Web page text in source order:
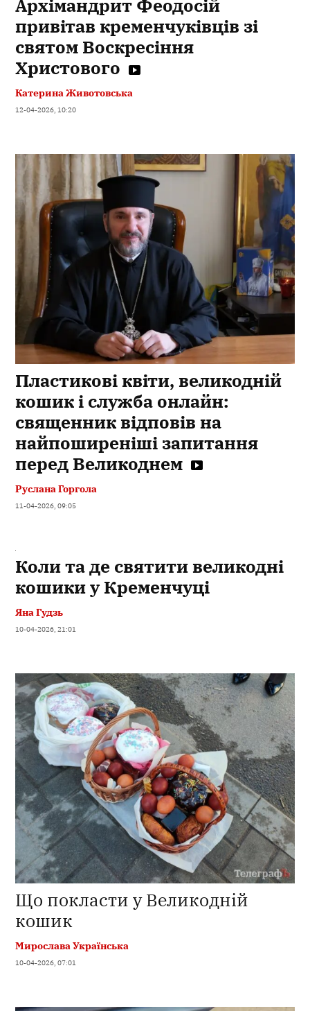
Архімандрит Феодосій
привітав кременчуківців зі
святом Воскресіння
Христового
Катерина Животовська
12-04-2026, 10:20
Пластикові квіти, великодній
кошик і служба онлайн:
священник відповів на
найпоширеніші запитання
перед Великоднем
Руслана Горгола
11-04-2026, 09:05
Коли та де святити великодні
кошики у Кременчуці
Яна Гудзь
10-04-2026, 21:01
Що покласти у Великодній
кошик
Мирослава Українська
10-04-2026, 07:01